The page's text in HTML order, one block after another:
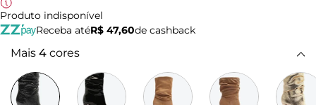
Produto indisponível
Receba atéR$ 47,60de cashback
Mais 4 cores